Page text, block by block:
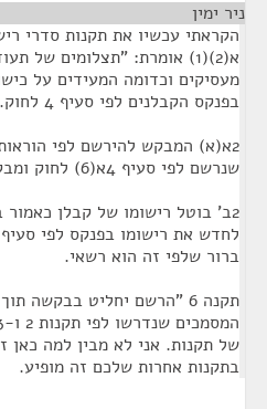
ניר ימין
הקראתי עכשיו את תקנות סדרי
א(2)(1) אומרת: "תצלומים של
מעסיקים וכדומה המעידים על
בפנקס הקבלנים לפי סעיף 4 לחוק.
שנרשם לפי סעיף 4א(6) לחוק ומבקש להיות זכאי.
ברור שלפי זה הוא רשאי.
של תקנות. אני לא מבין למה כאן
בתקנות אחרות שלכם זה מופיע.